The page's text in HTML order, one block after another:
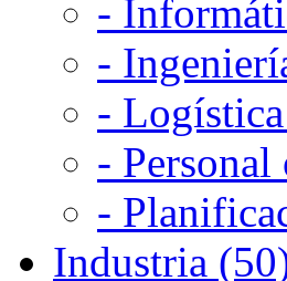
-
-
-
-
-
Industria